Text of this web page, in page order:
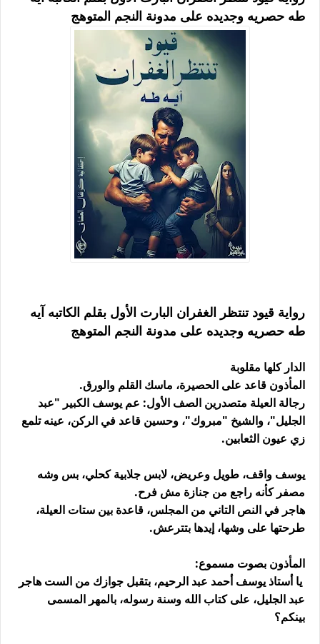
طه حصريه وجديده على مدونة النجم المتوهج
رواية قيود تنتظر الغفران البارت الأول بقلم الكاتبه آيه
طه حصريه وجديده على مدونة النجم المتوهج
الدار كلها مقلوبة
المأذون قاعد على الحصيرة، ماسك القلم والورق.
رجالة العيلة متصدرين الصف الأول: عم يوسف الكبير "عبد
الجليل"، والشيخ "مبروك"، وحسين قاعد في الركن، عينه تلمع
زي عيون الثعابين.
يوسف واقف، طويل وعريض، لابس جلابية كحلي، بس وشه
مصفر كأنه راجع من جنازة مش فرح.
هاجر في النص التاني من المجلس، قاعدة بين ستات العيلة،
طرحتها على وشها، إيدها بتترعش.
المأذون بصوت مسموع:
يا أستاذ يوسف أحمد عبد الرحيم، بتقبل جوازك من الست هاجر
عبد الجليل، على كتاب الله وسنة رسوله، بالمهر المسمى
بينكم؟